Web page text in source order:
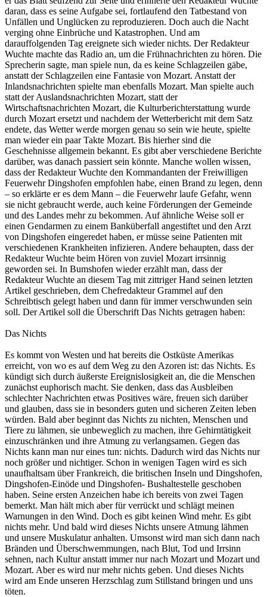
daran, dass es seine Aufgabe sei, fortlaufend den Tatbestand von
Unfällen und Unglücken zu reproduzieren. Doch auch die Nacht
verging ohne Einbrüche und Katastrophen. Und am
darauffolgenden Tag ereignete sich wieder nichts. Der Redakteur
Wuchte machte das Radio an, um die Frühnachrichten zu hören. Die
Sprecherin sagte, man spiele nun, da es keine Schlagzeilen gäbe,
anstatt der Schlagzeilen eine Fantasie von Mozart. Anstatt der
Inlandsnachrichten spielte man ebenfalls Mozart. Man spielte auch
statt der Auslandsnachrichten Mozart, statt der
Wirtschaftsnachrichten Mozart, die Kulturberichterstattung wurde
durch Mozart ersetzt und nachdem der Wetterbericht mit dem Satz
endete, das Wetter werde morgen genau so sein wie heute, spielte
man wieder ein paar Takte Mozart. Bis hierher sind die
Geschehnisse allgemein bekannt. Es gibt aber verschiedene Berichte
darüber, was danach passiert sein könnte. Manche wollen wissen,
dass der Redakteur Wuchte den Kommandanten der Freiwilligen
Feuerwehr Dingshofen empfohlen habe, einen Brand zu legen, denn
– so erklärte er es dem Mann – die Feuerwehr laufe Gefahr, wenn
sie nicht gebraucht werde, auch keine Förderungen der Gemeinde
und des Landes mehr zu bekommen. Auf ähnliche Weise soll er
einen Gendarmen zu einem Banküberfall angestiftet und den Arzt
von Dingshofen eingeredet haben, er müsse seine Patienten mit
verschiedenen Krankheiten infizieren. Andere behaupten, dass der
Redakteur Wuchte beim Hören von zuviel Mozart irrsinnig
geworden sei. In Bumshofen wieder erzählt man, dass der
Redakteur Wuchte an diesem Tag mit zittriger Hand seinen letzten
Artikel geschrieben, dem Chefredakteur Grammel auf den
Schreibtisch gelegt haben und dann für immer verschwunden sein
soll. Der Artikel soll die Überschrift Das Nichts getragen haben:
Das Nichts
Es kommt von Westen und hat bereits die Ostküste Amerikas
erreicht, von wo es auf dem Weg zu den Azoren ist: das Nichts. Es
kündigt sich durch äußerste Ereignislosigkeit an, die die Menschen
zunächst euphorisch macht. Sie denken, dass das Ausbleiben
schlechter Nachrichten etwas Positives wäre, freuen sich darüber
und glauben, dass sie in besonders guten und sicheren Zeiten leben
würden. Bald aber beginnt das Nichts zu nichten, Menschen und
Tiere zu lähmen, sie unbeweglich zu machen, ihre Gehirntätigkeit
einzuschränken und ihre Atmung zu verlangsamen. Gegen das
Nichts kann man nur eines tun: nichts. Dadurch wird das Nichts nur
noch größer und nichtiger. Schon in wenigen Tagen wird es sich
unaufhaltsam über Frankreich, die britischen Inseln und Dingshofen,
Dingshofen-Einöde und Dingshofen- Bushaltestelle geschoben
haben. Seine ersten Anzeichen habe ich bereits von zwei Tagen
bemerkt. Man hält mich aber für verrückt und schlägt meinen
Warnungen in den Wind. Doch es gibt keinen Wind mehr. Es gibt
nichts mehr. Und bald wird dieses Nichts unsere Atmung lähmen
und unsere Muskulatur anhalten. Umsonst wird man sich dann nach
Bränden und Überschwemmungen, nach Blut, Tod und Irrsinn
sehnen, nach Kultur anstatt immer nur nach Mozart und Mozart und
Mozart. Aber es wird nur mehr nichts geben. Und dieses Nichts
wird am Ende unseren Herzschlag zum Stillstand bringen und uns
töten.